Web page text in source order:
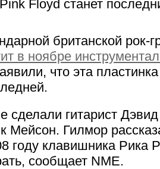
Floyd станет
британской рок-
в ноябре
что эта
сделали гитарист
Мейсон. Гилмор
году клавишника Рика
сообщает NME.